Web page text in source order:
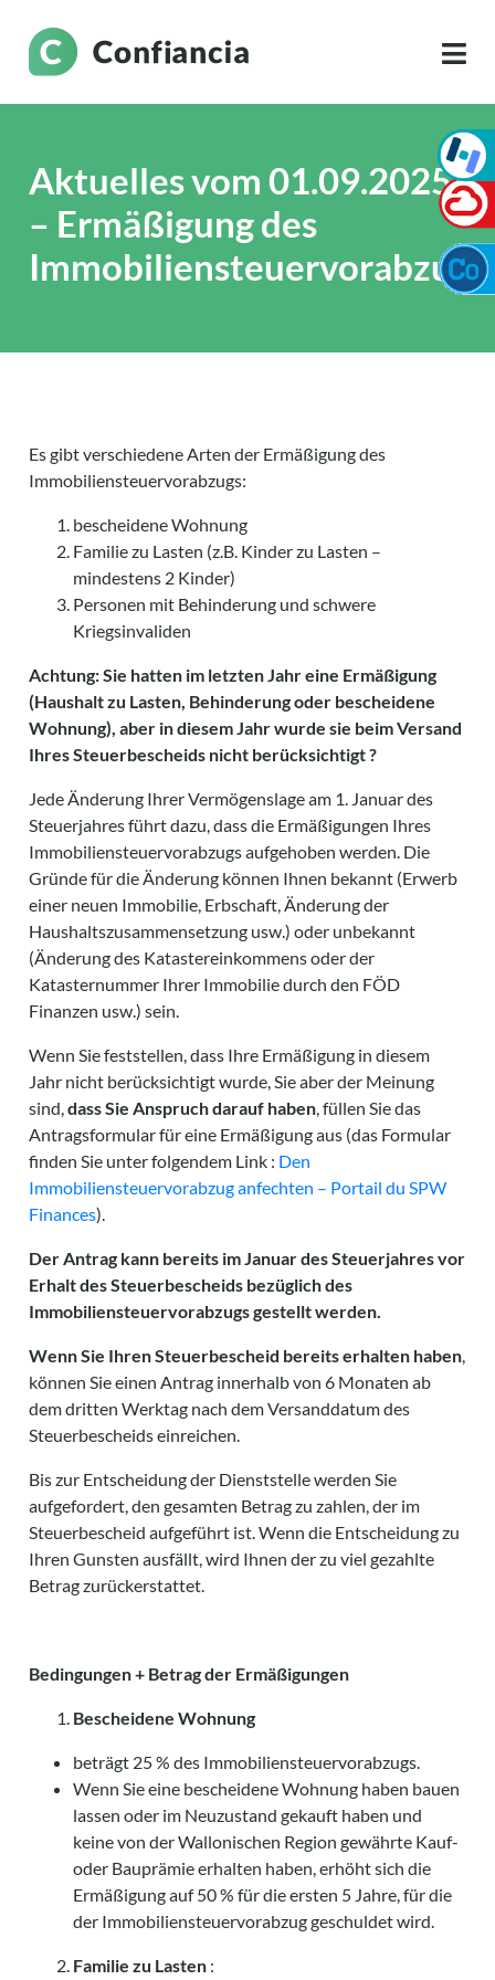
Aktuelles vom 01.09.2025
– Ermäßigung des
Immobiliensteuervorabzugs
Es gibt verschiedene Arten der Ermäßigung des
Immobiliensteuervorabzugs:
bescheidene Wohnung
Familie zu Lasten (z.B. Kinder zu Lasten –
mindestens 2 Kinder)
Personen mit Behinderung und schwere
Kriegsinvaliden
Achtung: Sie hatten im letzten Jahr eine Ermäßigung
(Haushalt zu Lasten, Behinderung oder bescheidene
Wohnung), aber in diesem Jahr wurde sie beim Versand
Ihres Steuerbescheids nicht berücksichtigt ?
Jede Änderung Ihrer Vermögenslage am 1. Januar des
Steuerjahres führt dazu, dass die Ermäßigungen Ihres
Immobiliensteuervorabzugs aufgehoben werden. Die
Gründe für die Änderung können Ihnen bekannt (Erwerb
einer neuen Immobilie, Erbschaft, Änderung der
Haushaltszusammensetzung usw.) oder unbekannt
(Änderung des Katastereinkommens oder der
Katasternummer Ihrer Immobilie durch den FÖD
Finanzen usw.) sein.
Wenn Sie feststellen, dass Ihre Ermäßigung in diesem
Jahr nicht berücksichtigt wurde, Sie aber der Meinung
sind,dass Sie Anspruch darauf haben, füllen Sie das
Antragsformular für eine Ermäßigung aus (das Formular
finden Sie unter folgendem Link : Den
Immobiliensteuervorabzug anfechten – Portail du SPW
Finances).
Der Antrag kann bereits im Januar des Steuerjahres vor
Erhalt des Steuerbescheids bezüglich des
Immobiliensteuervorabzugs gestellt werden.
Wenn Sie Ihren Steuerbescheid bereits erhalten haben,
können Sie einen Antrag innerhalb von 6 Monaten ab
dem dritten Werktag nach dem Versanddatum des
Steuerbescheids einreichen.
Bis zur Entscheidung der Dienststelle werden Sie
aufgefordert, den gesamten Betrag zu zahlen, der im
Steuerbescheid aufgeführt ist. Wenn die Entscheidung zu
Ihren Gunsten ausfällt, wird Ihnen der zu viel gezahlte
Betrag zurückerstattet.
Bedingungen + Betrag der Ermäßigungen
Bescheidene Wohnung
beträgt 25 % des Immobiliensteuervorabzugs.
Wenn Sie eine bescheidene Wohnung haben bauen
lassen oder im Neuzustand gekauft haben und
keine von der Wallonischen Region gewährte Kauf-
oder Bauprämie erhalten haben, erhöht sich die
Ermäßigung auf 50 % für die ersten 5 Jahre, für die
der Immobiliensteuervorabzug geschuldet wird.
Familie zu Lasten :